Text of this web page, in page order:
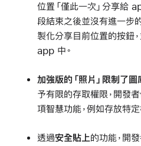
位置「僅此一次」分享給
段結束之後並沒有進一步
製化分享目前位置的按鈕
app 中。
加強版的「照片」限制了圖
予有限的存取權限，開發
項智慧功能，例如存放特
透過安全貼上的功能，開